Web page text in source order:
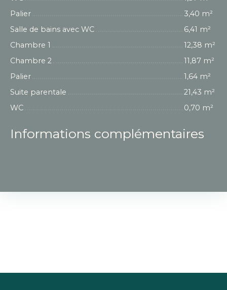
Palier
3,40 m²
Salle de bains avec WC
6,41 m²
Chambre 1
12,38 m²
Chambre 2
11,87 m²
Palier
1,64 m²
Suite parentale
21,43 m²
WC
0,70 m²
Informations complémentaires